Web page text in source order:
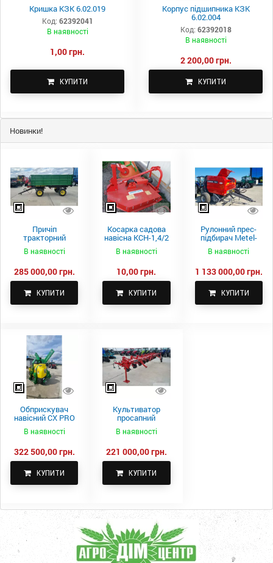
Кришка КЗК 6.02.019
Код: 62392041
В наявності
1,00 грн.
КУПИТИ
Корпус підшипника КЗК
6.02.004
Код: 62392018
В наявності
2 200,00 грн.
КУПИТИ
Новинки!
Причіп
тракторний
самоскидний
Spike 2 ПТС-4
В наявності
285 000,00 грн.
КУПИТИ
Косарка садова
навісна КСН-1,4/2
В наявності
10,00 грн.
КУПИТИ
Рулонний прес-
підбирач Metel-
Fach Z 587
В наявності
1 133 000,00 грн.
КУПИТИ
Обприскувач
навісний CX PRO
В наявності
322 500,00 грн.
КУПИТИ
Культиватор
просапний
КПН-5,6-05
В наявності
221 000,00 грн.
КУПИТИ